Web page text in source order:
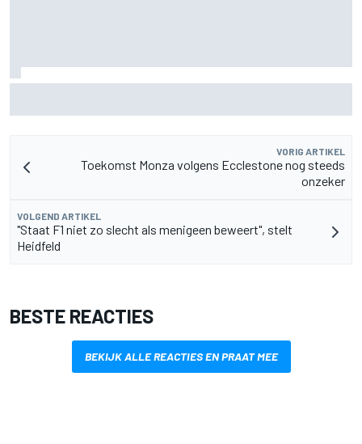
VORIG ARTIKEL
Toekomst Monza volgens Ecclestone nog steeds
onzeker
VOLGEND ARTIKEL
"Staat F1 niet zo slecht als menigeen beweert", stelt
Heidfeld
BESTE REACTIES
BEKIJK ALLE REACTIES EN PRAAT MEE